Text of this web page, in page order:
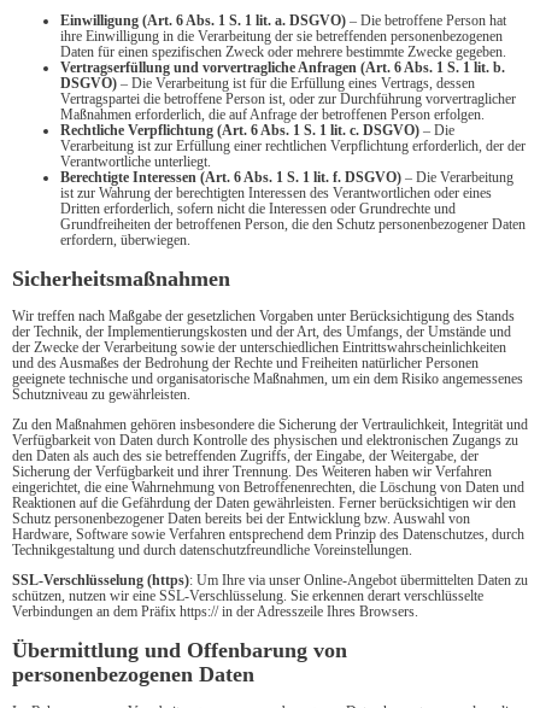
Einwilligung (Art. 6 Abs. 1 S. 1 lit. a. DSGVO) – Die betroffene Person hat
ihre Einwilligung in die Verarbeitung der sie betreffenden personenbezogenen
Daten für einen spezifischen Zweck oder mehrere bestimmte Zwecke gegeben.
Vertragserfüllung und vorvertragliche Anfragen (Art. 6 Abs. 1 S. 1 lit. b.
DSGVO) – Die Verarbeitung ist für die Erfüllung eines Vertrags, dessen
Vertragspartei die betroffene Person ist, oder zur Durchführung vorvertraglicher
Maßnahmen erforderlich, die auf Anfrage der betroffenen Person erfolgen.
Rechtliche Verpflichtung (Art. 6 Abs. 1 S. 1 lit. c. DSGVO) – Die
Verarbeitung ist zur Erfüllung einer rechtlichen Verpflichtung erforderlich, der der
Verantwortliche unterliegt.
Berechtigte Interessen (Art. 6 Abs. 1 S. 1 lit. f. DSGVO) – Die Verarbeitung
ist zur Wahrung der berechtigten Interessen des Verantwortlichen oder eines
Dritten erforderlich, sofern nicht die Interessen oder Grundrechte und
Grundfreiheiten der betroffenen Person, die den Schutz personenbezogener Daten
erfordern, überwiegen.
Sicherheitsmaßnahmen
Wir treffen nach Maßgabe der gesetzlichen Vorgaben unter Berücksichtigung des Stands
der Technik, der Implementierungskosten und der Art, des Umfangs, der Umstände und
der Zwecke der Verarbeitung sowie der unterschiedlichen Eintrittswahrscheinlichkeiten
und des Ausmaßes der Bedrohung der Rechte und Freiheiten natürlicher Personen
geeignete technische und organisatorische Maßnahmen, um ein dem Risiko angemessenes
Schutzniveau zu gewährleisten.
Zu den Maßnahmen gehören insbesondere die Sicherung der Vertraulichkeit, Integrität und
Verfügbarkeit von Daten durch Kontrolle des physischen und elektronischen Zugangs zu
den Daten als auch des sie betreffenden Zugriffs, der Eingabe, der Weitergabe, der
Sicherung der Verfügbarkeit und ihrer Trennung. Des Weiteren haben wir Verfahren
eingerichtet, die eine Wahrnehmung von Betroffenenrechten, die Löschung von Daten und
Reaktionen auf die Gefährdung der Daten gewährleisten. Ferner berücksichtigen wir den
Schutz personenbezogener Daten bereits bei der Entwicklung bzw. Auswahl von
Hardware, Software sowie Verfahren entsprechend dem Prinzip des Datenschutzes, durch
Technikgestaltung und durch datenschutzfreundliche Voreinstellungen.
SSL-Verschlüsselung (https): Um Ihre via unser Online-Angebot übermittelten Daten zu
schützen, nutzen wir eine SSL-Verschlüsselung. Sie erkennen derart verschlüsselte
Verbindungen an dem Präfix https:// in der Adresszeile Ihres Browsers.
Übermittlung und Offenbarung von
personenbezogenen Daten